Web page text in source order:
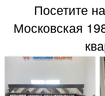
Посетите
Московская